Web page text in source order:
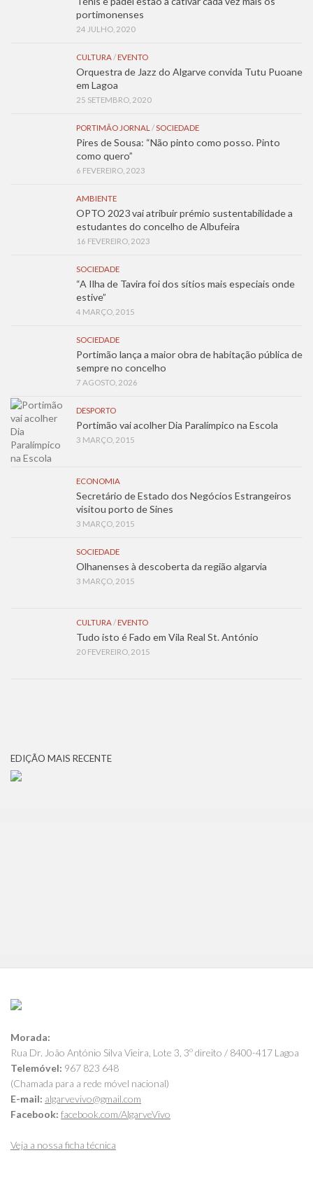
portimonenses
24 JULHO, 2020
CULTURA/ EVENTO
Orquestra de Jazz do Algarve convida Tutu Puoane
em Lagoa
25 SETEMBRO, 2020
PORTIMÃO JORNAL /SOCIEDADE
Pires de Sousa: “Não pinto como posso. Pinto
como quero”
6 FEVEREIRO, 2023
AMBIENTE
OPTO 2023 vai atribuir prémio sustentabilidade a
estudantes do concelho de Albufeira
16 FEVEREIRO, 2023
SOCIEDADE
“A Ilha de Tavira foi dos sítios mais especiais onde
estive”
4 MARÇO, 2015
SOCIEDADE
Portimão lança a maior obra de habitação pública de
sempre no concelho
7 AGOSTO, 2026
DESPORTO
Portimão vai acolher Dia Paralímpico na Escola
3 MARÇO, 2015
ECONOMIA
Secretário de Estado dos Negócios Estrangeiros
visitou porto de Sines
3 MARÇO, 2015
SOCIEDADE
Olhanenses à descoberta da região algarvia
3 MARÇO, 2015
CULTURA/ EVENTO
Tudo isto é Fado em Vila Real St. António
20 FEVEREIRO, 2015
EDIÇÃO MAIS RECENTE
Morada:
Rua Dr. João António Silva Vieira, Lote 3, 3º direito / 8400-417 Lagoa
Telemóvel: 967 823 648
(Chamada para a rede móvel nacional)
E-mail: algarvevivo@gmail.com
Facebook: facebook.com/AlgarveVivo
Veja a nossa ficha técnica